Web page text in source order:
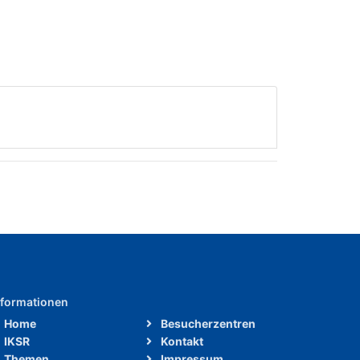
Home
IKSR
Besucherzentren
Kontakt